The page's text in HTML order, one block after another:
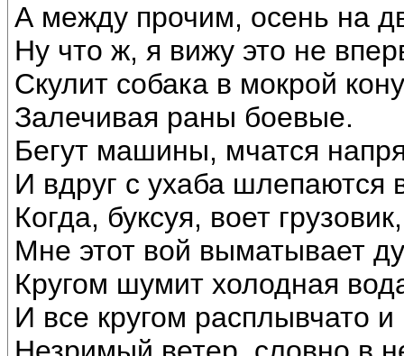
А между прочим, осень на
Ну что ж, я вижу это не
Скулит собака в мокрой
Залечивая раны боевые.
Бегут машины, мчатся
И вдруг с ухаба шлепаются
Когда, буксуя, воет грузовик,
Мне этот вой выматывает
Кругом шумит холодная
И все кругом расплывчато и